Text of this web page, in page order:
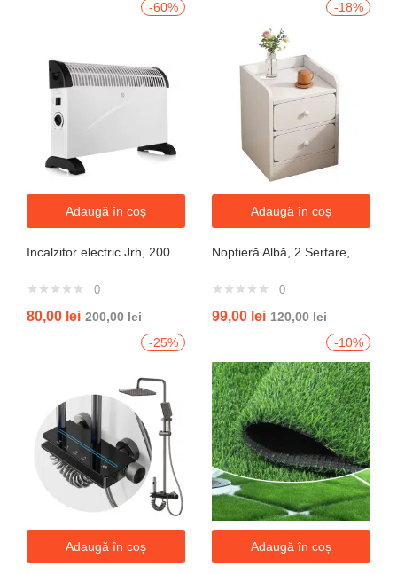
-60%
Adaugă în coș
Incalzitor electric Jrh, 2000W, 3 trepte de putere, termostat, 340x140x570 mm, alb
0
80,00 lei 200,00lei
-18%
Adaugă în coș
Noptieră Albă, 2 Sertare, Design Modern cu Margini Protecție, 40x34x50 cm
0
99,00 lei 120,00lei
-25%
Adaugă în coș
-10%
Adaugă în coș